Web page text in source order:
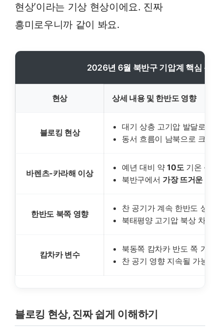
현상’이라는 기상 현상이에요. 진짜
흥미로우니까 같이 봐요.
2026년 6월 북반구 기압계 핵심 분
현상 상세 내용 및 한반도 영향
블로킹 현상
대기 상층 고기압 발달로 기
동서 흐름이 남북으로 크게
바렌츠-카라해 이상
예년 대비 약10도 기온 상승
북반구에서 가장 뜨거운 지역
한반도 북쪽 영향
찬 공기가 계속 한반도 상공
북태평양 고기압 북상 차단
캄차카 변수
북동쪽 캄차카 반도 쪽 기류
찬 공기 영향 지속될 가능성
블로킹 현상, 진짜 쉽게 이해하기